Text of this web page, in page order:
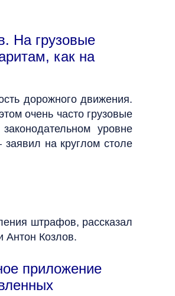
На грузовые
как на
дорожного движения.
очень часто грузовые
уровне
на круглом столе
штрафов, рассказал
Антон Козлов.
приложение